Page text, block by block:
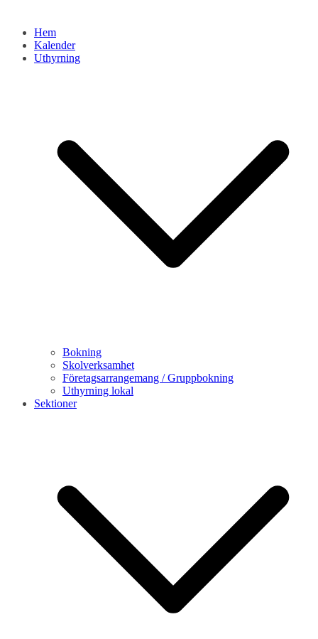
Hem
Kalender
Uthyrning
Bokning
Skolverksamhet
Företagsarrangemang / Gruppbokning
Uthyrning lokal
Sektioner